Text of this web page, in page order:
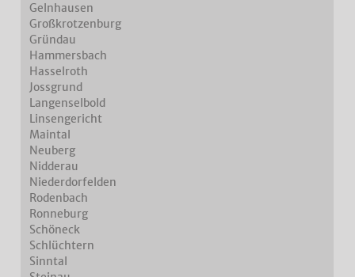
Gelnhausen
Großkrotzenburg
Gründau
Hammersbach
Hasselroth
Jossgrund
Langenselbold
Linsengericht
Maintal
Neuberg
Nidderau
Niederdorfelden
Rodenbach
Ronneburg
Schöneck
Schlüchtern
Sinntal